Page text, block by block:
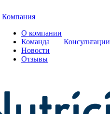
Компания
О компании
Команда
Новости
Отзывы
Консультации